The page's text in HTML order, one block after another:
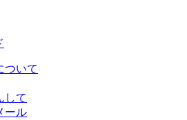
ついて
して
ール